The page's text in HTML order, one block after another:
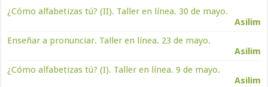
¿Cómo alfabetizas tú? (II). Taller en línea. 30 de mayo.
Asilim
Enseñar a pronunciar. Taller en línea. 23 de mayo.
Asilim
¿Cómo alfabetizas tú? (I). Taller en línea. 9 de mayo.
Asilim